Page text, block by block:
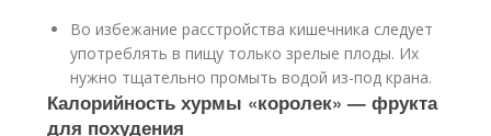
Во избежание расстройства кишечника следует
употреблять в пищу только зрелые плоды. Их
нужно тщательно промыть водой из-под крана.
Калорийность хурмы «королек» — фрукта
для похудения